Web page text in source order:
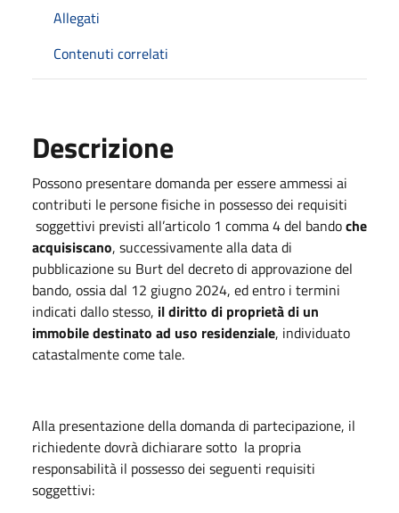
Allegati
Contenuti correlati
Descrizione
Possono presentare domanda per essere ammessi ai
contributi le persone fisiche in possesso dei requisiti
soggettivi previsti all’articolo 1 comma 4 del bandoche
acquisiscano, successivamente alla data di
pubblicazione su Burt del decreto di approvazione del
bando, ossia dal 12 giugno 2024, ed entro i termini
indicati dallo stesso, il diritto di proprietà di un
immobile destinato ad uso residenziale, individuato
catastalmente come tale.
Alla presentazione della domanda di partecipazione, il
richiedente dovrà dichiarare sotto la propria
responsabilità il possesso dei seguenti requisiti
soggettivi: